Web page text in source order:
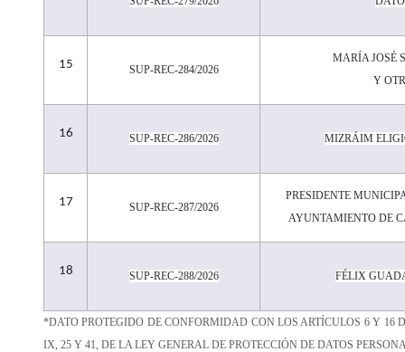
15 SUP-REC-284/2026
MARÍA JOSÉ
Y
16 SUP-REC-286/2026 MIZRÁIM
17 SUP-REC-287/2026
PRESIDENTE
AYUNTAMIENTO DE
18 SUP-REC-288/2026 FÉLIX
*DATO PROTEGIDO DE CONFORMIDAD CON LOS ARTÍCULOS 6 Y 16
IX, 25 Y 41, DE LA LEY GENERAL DE PROTECCIÓN DE DATOS